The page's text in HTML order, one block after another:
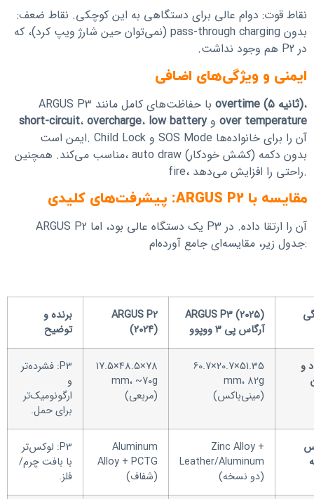
نقاط قوت: دوام عالی برای دستگاهی به این کوچکی. نقاط ضعف:
بدون pass-through charging (نمی‌توان حین شارژ ویپ کرد)، که
در P2 هم وجود نداشت.
ایمنی و ویژگی‌های اضافی
overtime (5 ثانیه)،
short-circuit، overcharge، low battery
over temperature
ایمن است. Child Lock و SOS Mode آن را برای خانواده‌ها
مناسب می‌کند. همچنین، auto draw (کشش خودکار) بدون دکمه
fire، راحتی را افزایش می‌دهد.
مقایسه با ARGUS P2: پیشرفت‌های کلیدی
ARGUS P2 یک دستگاه عالی بود، اما P3 آن را ارتقا داده. در
جدول زیر، مقایسه‌ای جامع آورده‌ام:
ARGUS P3 (2025)
آرگاس پی 3 ووپوو
ARGUS P2
(2024)
برنده و
توضیح
و
51.35×20.7×60.7
mm، 82g
(مینی‌باکس)
78×48.5×17.5
mm، ~70g
(مربعی)
P3: فشرده‌تر
و
ارگونومیک‌تر
برای حمل.
Zinc Alloy +
Leather/Aluminum
(دو نسخه)
Aluminum
Alloy + PCTG
(شفاف)
P3: لوکس‌تر
با بافت چرم/
فلز.